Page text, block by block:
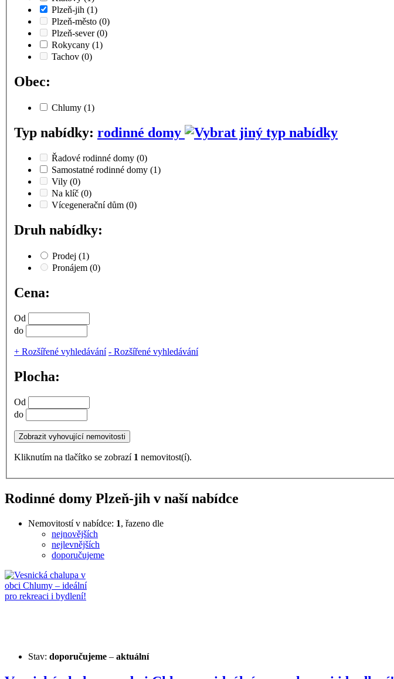
Plzeň-jih (1)
Plzeň-město (0)
Plzeň-sever(0)
Rokycany (1)
Tachov (0)
Obec:
Chlumy (1)
Typ nabídky: rodinné domy
Řadové rodinné domy (0)
Samostatné rodinné domy (1)
Vily (0)
Na klíč (0)
Vícegenerační dům (0)
Druh nabídky:
Prodej (1)
Pronájem (0)
Cena:
Od
do
+ Rozšířené vyhledávání - Rozšířené vyhledávání
Plocha:
Od
do
Kliknutím na tlačítko se zobrazí 1 nemovitost(í).
Rodinné domy Plzeň-jih v naší nabídce
Nemovitostí v nabídce: 1, řazeno dle
nejnovějších
nejlevnějších
doporučujeme
Stav: doporučujeme – aktuální